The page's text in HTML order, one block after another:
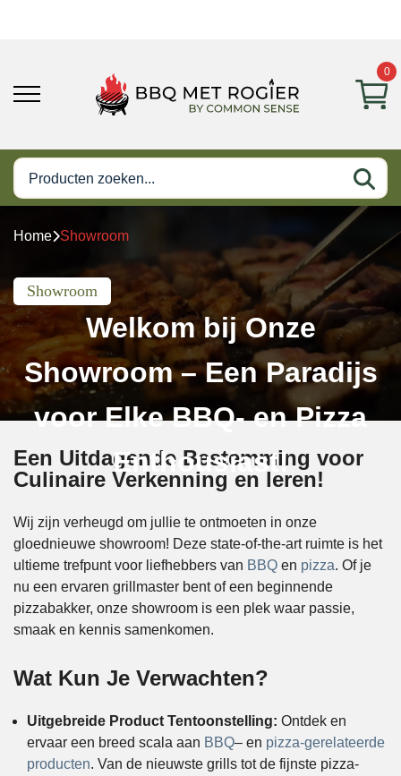
0
Home Showroom
Showroom
Welkom bij Onze
Showroom – Een Paradijs
voor Elke BBQ- en Pizza
Enthousiast!
Een Uitdagende Bestemming voor
Culinaire Verkenning en leren!
Wij zijn verheugd om jullie te ontmoeten in onze
gloednieuwe showroom! Deze state-of-the-art ruimte is het
ultieme trefpunt voor liefhebbers van BBQ en pizza. Of je
nu een ervaren grillmaster bent of een beginnende
pizzabakker, onze showroom is een plek waar passie,
smaak en kennis samenkomen.
Wat Kun Je Verwachten?
Uitgebreide Product Tentoonstelling: Ontdek en
ervaar een breed scala aan BBQ– en pizza-gerelateerde
producten. Van de nieuwste grills tot de fijnste pizza-